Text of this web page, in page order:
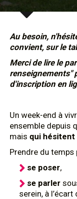
Au besoin,
convient, sur le
Merci de lire le
renseignements"
d'inscription en
Un week-end à
ensemble depuis
mais qui hésitent
Prendre du temps
se poser,
se parler
serein, à